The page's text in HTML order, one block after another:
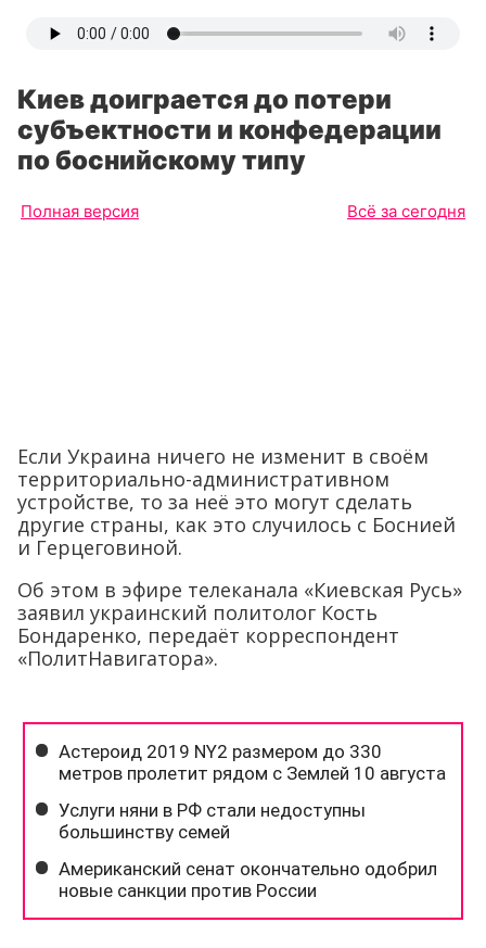
Киев доиграется до потери
субъектности и конфедерации
по боснийскому типу
Полная версия Всё за сегодня
Если Украина ничего не изменит в своём
территориально-административном
устройстве, то за неё это могут сделать
другие страны, как это случилось с Боснией
и Герцеговиной.
Об этом в эфире телеканала «Киевская Русь»
заявил украинский политолог Кость
Бондаренко, передаёт корреспондент
«ПолитНавигатора».